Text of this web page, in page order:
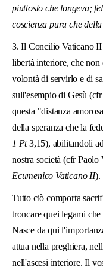
piuttosto che longeva;
coscienza pura che
3. Il Concilio Vaticano II
libertà interiore, che
volontà di servirlo e di
sull'esempio di Gesù (cfr
questa "distanza
della spe­ranza che la
1 Pt3,15), abilitandoli
nostra società (cfr
Ecumenico Vaticano II).
Tutto ciò comporta
troncare quei legami
Nasce da qui
attua nella preghiera,
nell'ascesi interiore. Il